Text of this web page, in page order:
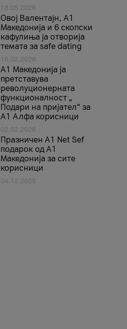
18.05.2026
Овој Валентајн, A1
Македонија и 6 скопски
кафулиња ја отворија
темата за safe dating
16.02.2026
А1 Македонија ја
претставува
револуционерната
функционалност „
Подари на пријател“ за
А1 Алфа корисници
02.02.2026
Празничен A1 Net Sеf
подарок од А1
Македонија за сите
корисници
04.12.2025